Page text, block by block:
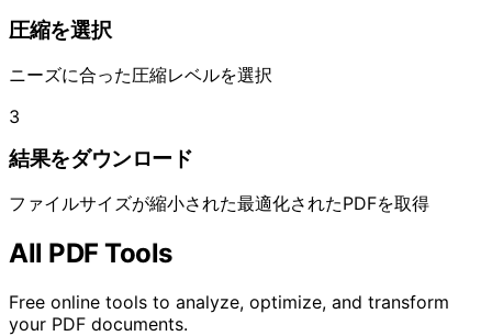
圧縮を選択
ニーズに合った圧縮レベルを選択
3
結果をダウンロード
ファイルサイズが縮小された最適化されたPDFを取得
All PDF Tools
Free online tools to analyze, optimize, and transform
your PDF documents.